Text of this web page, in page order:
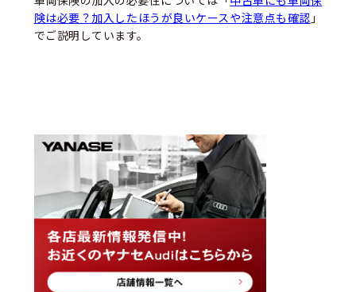
険は必要？加入したほうが良いケースや注意点も確認 」
でご説明しています。